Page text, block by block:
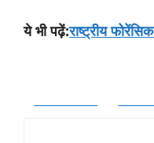
ये भी पढ़ें:राष्ट्रीय